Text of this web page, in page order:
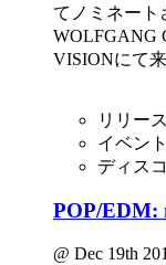
てノミネート
WOLFGANG
VISIONにて
リリース
イベント
ディス
POP/
@ Dec 19th